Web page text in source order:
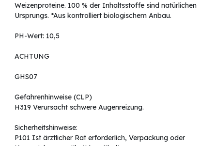
Weizenproteine. 100 % der Inhaltsstoffe sind natürlichen
Ursprungs. *Aus kontrolliert biologischem Anbau.
PH-Wert: 10,5
ACHTUNG
GHS07
Gefahrenhinweise (CLP)
H319 Verursacht schwere Augenreizung.
Sicherheitshinweise:
P101 Ist ärztlicher Rat erforderlich, Verpackung oder